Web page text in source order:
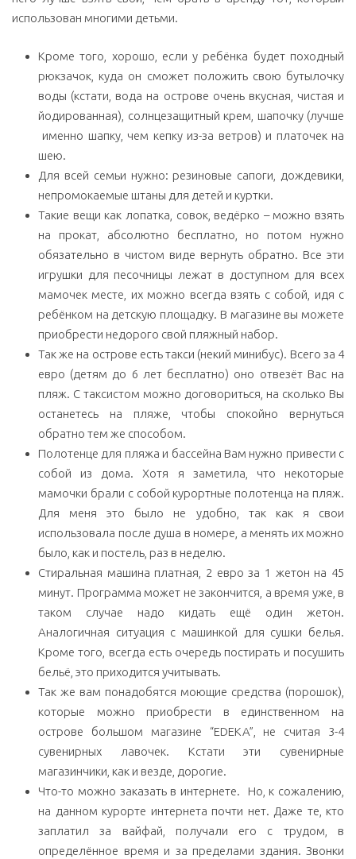
использован многими детьми.
Кроме того, хорошо, если у ребёнка будет походный
рюкзачок, куда он сможет положить свою бутылочку
воды (кстати, вода на острове очень вкусная, чистая и
йодированная), солнцезащитный крем, шапочку (лучше
именно шапку, чем кепку из-за ветров) и платочек на
шею.
Для всей семьи нужно: резиновые сапоги, дождевики,
непромокаемые штаны для детей и куртки.
Такие вещи как лопатка, совок, ведёрко – можно взять
на прокат, абсолютно бесплатно, но потом нужно
обязательно в чистом виде вернуть обратно. Все эти
игрушки для песочницы лежат в доступном для всех
мамочек месте, их можно всегда взять с собой, идя с
ребёнком на детскую площадку. В магазине вы можете
приобрести недорого свой пляжный набор.
Так же на острове есть такси (некий минибус). Всего за 4
евро (детям до 6 лет бесплатно) оно отвезёт Вас на
пляж. С таксистом можно договориться, на сколько Вы
останетесь на пляже, чтобы спокойно вернуться
обратно тем же способом.
Полотенце для пляжа и бассейна Вам нужно привести с
собой из дома. Хотя я заметила, что некоторые
мамочки брали с собой курортные полотенца на пляж.
Для меня это было не удобно, так как я свои
использовала после душа в номере, а менять их можно
было, как и постель, раз в неделю.
Стиральная машина платная, 2 евро за 1 жетон на 45
минут. Программа может не закончится, а время уже, в
таком случае надо кидать ещё один жетон.
Аналогичная ситуация с машинкой для сушки белья.
Кроме того, всегда есть очередь постирать и посушить
бельё, это приходится учитывать.
Так же вам понадобятся моющие средства (порошок),
которые можно приобрести в единственном на
острове большом магазине “EDEKA”, не считая 3-4
сувенирных лавочек. Кстати эти сувенирные
магазинчики, как и везде, дорогие.
Что-то можно заказать в интернете. Но, к сожалению,
на данном курорте интернета почти нет. Даже те, кто
заплатил за вайфай, получали его с трудом, в
определённое время и за пределами здания. Звонки